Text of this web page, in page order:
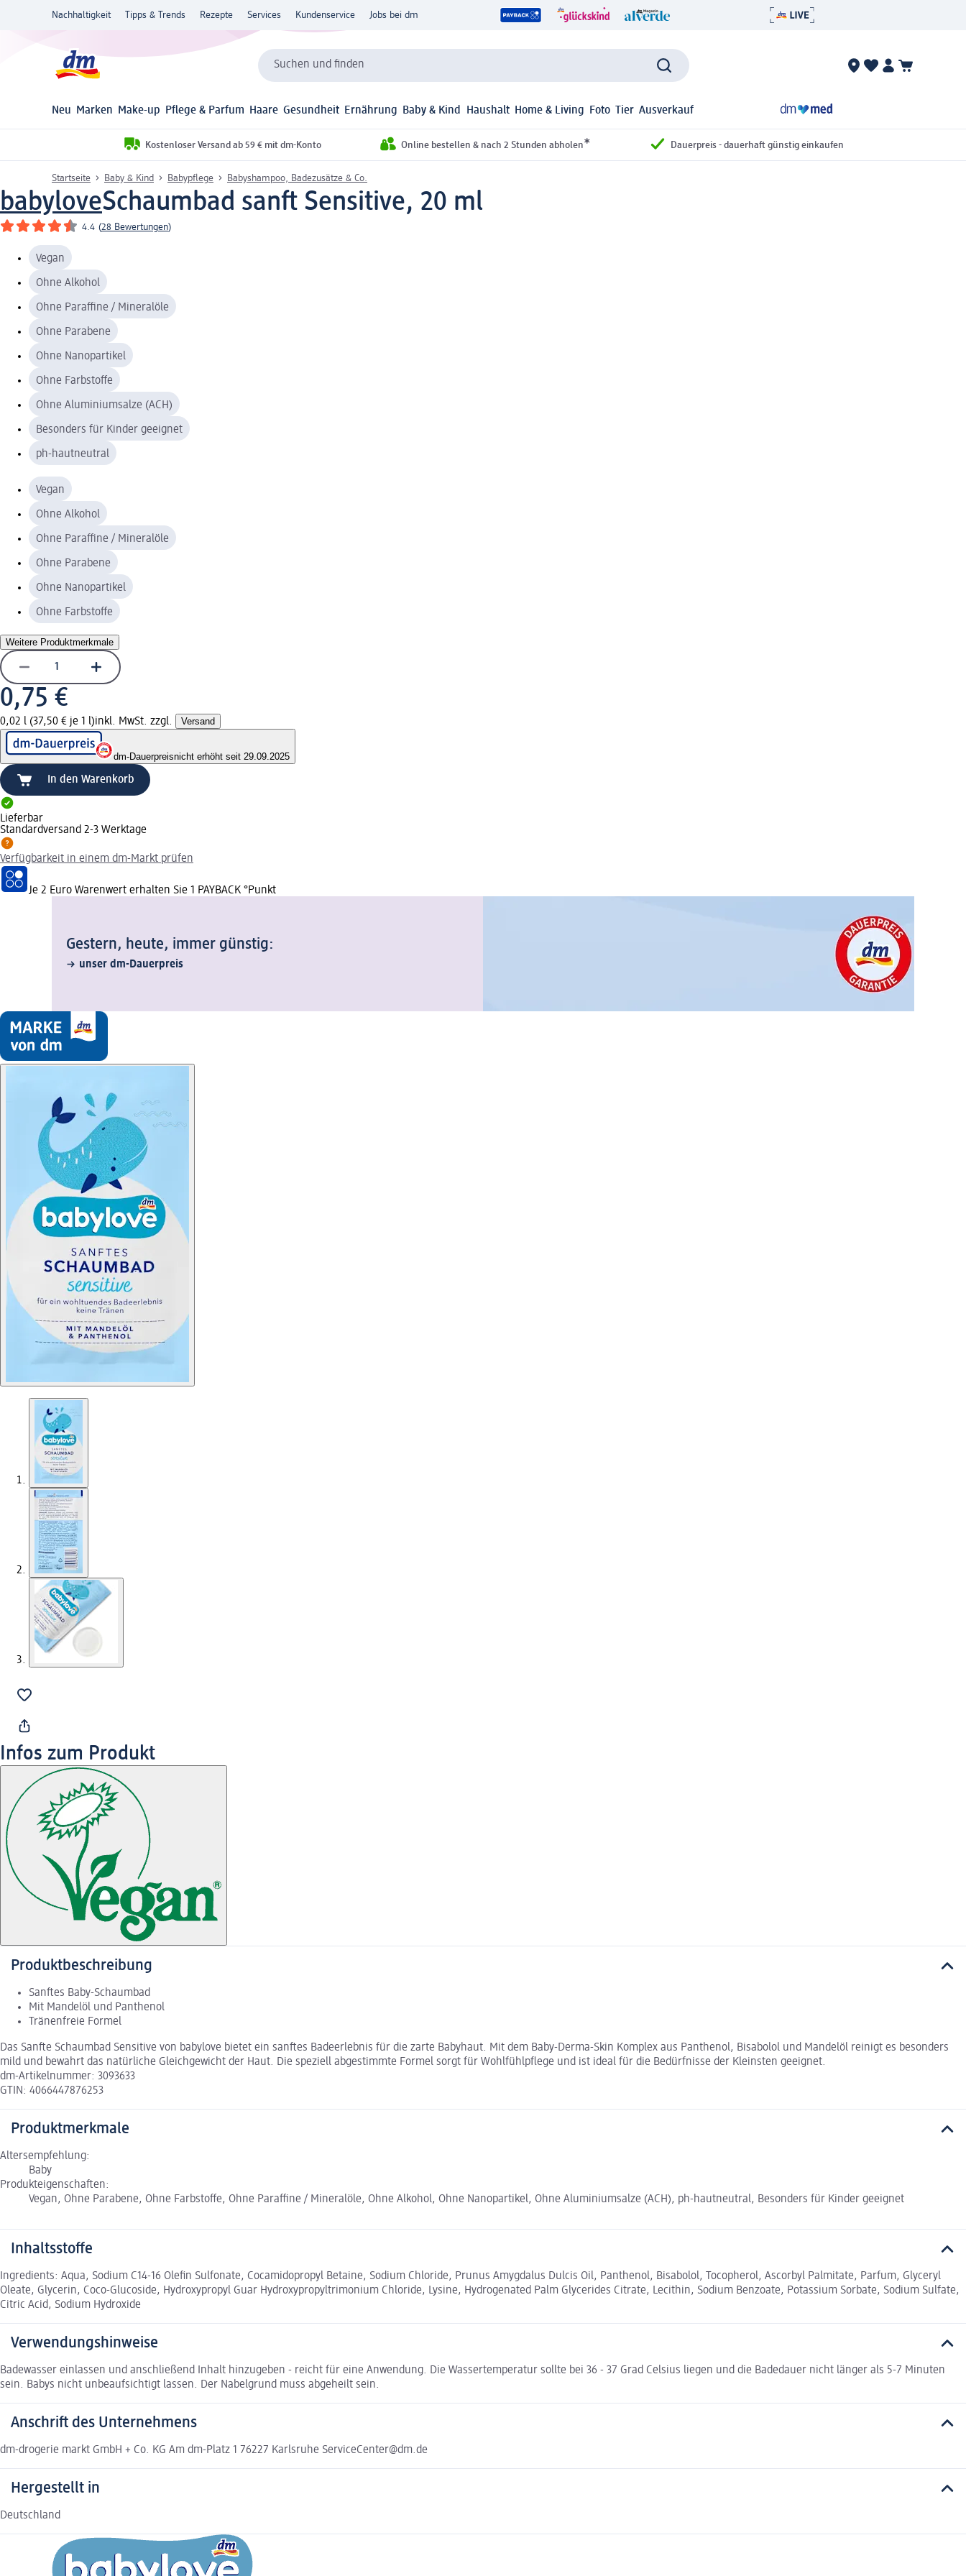
Nachhaltigkeit Tipps & Trends Rezepte Services Kundenservice Jobs bei dm
Suchen und finden
Neu Marken Make-up Pflege & Parfum Haare Gesundheit Ernährung Baby & Kind Haushalt Home & Living Foto Tier Ausverkauf
Kostenloser Versand ab 59 € mit dm-Konto Online bestellen & nach 2 Stunden abholen* Dauerpreis - dauerhaft günstig einkaufen
Startseite Baby & Kind Babypflege Babyshampoo, Badezusätze & Co.
babyloveSchaumbad sanft Sensitive, 20 ml
4.4 (28 Bewertungen)
Vegan
Ohne Alkohol
Ohne Paraffine / Mineralöle
Ohne Parabene
Ohne Nanopartikel
Ohne Farbstoffe
Ohne Aluminiumsalze (ACH)
Besonders für Kinder geeignet
ph-hautneutral
Vegan
Ohne Alkohol
Ohne Paraffine / Mineralöle
Ohne Parabene
Ohne Nanopartikel
Ohne Farbstoffe
Weitere Produktmerkmale
0,75 €
0,02 l (37,50 € je 1 l)inkl. MwSt. zzgl. Versand
dm-Dauerpreisnicht erhöht seit 29.09.2025
In den Warenkorb
Lieferbar
Standardversand 2-3 Werktage
Verfügbarkeit in einem dm-Markt prüfen
Je 2 Euro Warenwert erhalten Sie 1 PAYBACK °Punkt
Gestern, heute, immer günstig:
unser dm-Dauerpreis
Infos zum Produkt
Produktbeschreibung
Sanftes Baby-Schaumbad
Mit Mandelöl und Panthenol
Tränenfreie Formel
Das Sanfte Schaumbad Sensitive von babylove bietet ein sanftes Badeerlebnis für die zarte Babyhaut. Mit dem Baby-Derma-Skin Komplex aus Panthenol, Bisabolol und Mandelöl reinigt es besonders
mild und bewahrt das natürliche Gleichgewicht der Haut. Die speziell abgestimmte Formel sorgt für Wohlfühlpflege und ist ideal für die Bedürfnisse der Kleinsten geeignet.
dm-Artikelnummer: 3093633
GTIN: 4066447876253
Produktmerkmale
Altersempfehlung:
Baby
Produkteigenschaften:
Vegan, Ohne Parabene, Ohne Farbstoffe, Ohne Paraffine / Mineralöle, Ohne Alkohol, Ohne Nanopartikel, Ohne Aluminiumsalze (ACH), ph-hautneutral, Besonders für Kinder geeignet
Inhaltsstoffe
Ingredients: Aqua, Sodium C14-16 Olefin Sulfonate, Cocamidopropyl Betaine, Sodium Chloride, Prunus Amygdalus Dulcis Oil, Panthenol, Bisabolol, Tocopherol, Ascorbyl Palmitate, Parfum, Glyceryl
Oleate, Glycerin, Coco-Glucoside, Hydroxypropyl Guar Hydroxypropyltrimonium Chloride, Lysine, Hydrogenated Palm Glycerides Citrate, Lecithin, Sodium Benzoate, Potassium Sorbate, Sodium Sulfate,
Citric Acid, Sodium Hydroxide
Verwendungshinweise
Badewasser einlassen und anschließend Inhalt hinzugeben - reicht für eine Anwendung. Die Wassertemperatur sollte bei 36 - 37 Grad Celsius liegen und die Badedauer nicht länger als 5-7 Minuten
sein. Babys nicht unbeaufsichtigt lassen. Der Nabelgrund muss abgeheilt sein.
Anschrift des Unternehmens
dm-drogerie markt GmbH + Co. KG Am dm-Platz 1 76227 Karlsruhe ServiceCenter@dm.de
Hergestellt in
Deutschland